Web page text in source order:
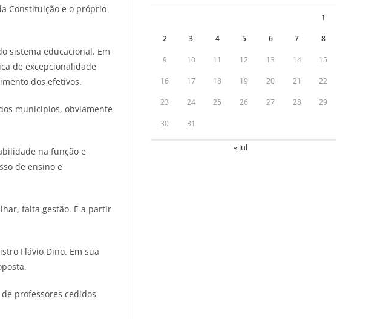
Constituição e o próprio
sistema educacional. Em
de excepcionalidade
dos efetivos.
municípios, obviamente
na função e
de ensino e
falta gestão. E a partir
Flávio Dino. Em sua
professores cedidos
1
2 3 4 5 6 7 8
9 10 11 12 13 14 15
16 17 18 19 20 21 22
23 24 25 26 27 28 29
30 31
« jul